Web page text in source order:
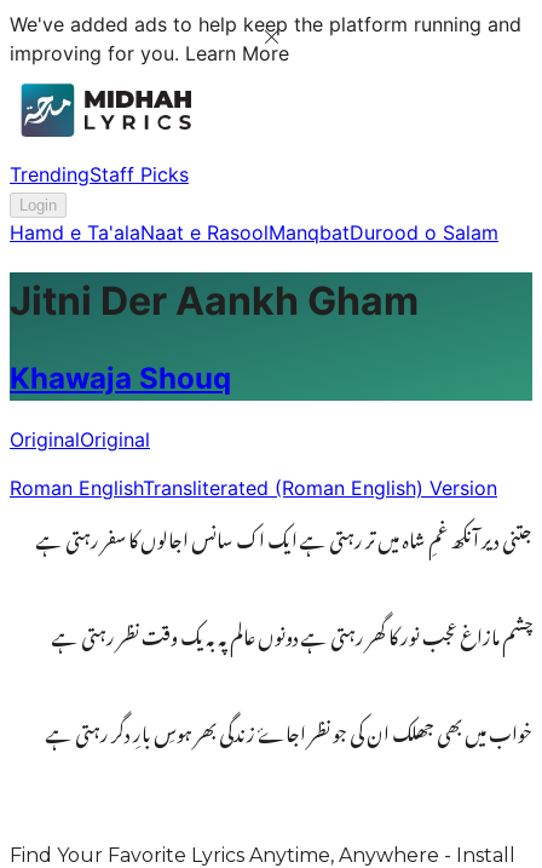
We've added ads to help keep the platform running and
improving for you. Learn More
TrendingStaff Picks
Login
Hamd e Ta'alaNaat e RasoolManqbatDurood o Salam
Jitni Der Aankh Gham
Khawaja Shouq
OriginalOriginal
Roman EnglishTransliterated (Roman English) Version
جتنی دیر آنکھ غمِ شاہ میں تر رہتی ہے ایک اک سانس اجالوں کا سفر رہتی ہے
چشم مازاغ عجب نور کا گھر رہتی ہے دونوں عالم پہ بہ یک وقت نظر رہتی ہے
خواب میں بھی جھلک ان کی جو نظر اجاۓ زندگی بھر ہوسِ بارِ دگر رہتی ہے
Find Your Favorite Lyrics Anytime, Anywhere - Install